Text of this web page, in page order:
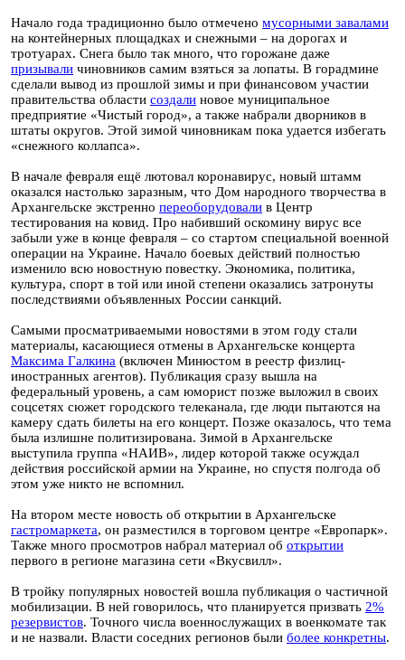
Начало года традиционно было отмечено мусорными завалами
на контейнерных площадках и снежными – на дорогах и
тротуарах. Снега было так много, что горожане даже
призывали чиновников самим взяться за лопаты. В горадмине
сделали вывод из прошлой зимы и при финансовом участии
правительства области создали новое муниципальное
предприятие «Чистый город», а также набрали дворников в
штаты округов. Этой зимой чиновникам пока удается избегать
«снежного коллапса».
В начале февраля ещё лютовал коронавирус, новый штамм
оказался настолько заразным, что Дом народного творчества в
Архангельске экстренно переоборудовали в Центр
тестирования на ковид. Про набивший оскомину вирус все
забыли уже в конце февраля – со стартом специальной военной
операции на Украине. Начало боевых действий полностью
изменило всю новостную повестку. Экономика, политика,
культура, спорт в той или иной степени оказались затронуты
последствиями объявленных России санкций.
Самыми просматриваемыми новостями в этом году стали
материалы, касающиеся отмены в Архангельске концерта
Максима Галкина (включен Минюстом в реестр физлиц-
иностранных агентов). Публикация сразу вышла на
федеральный уровень, а сам юморист позже выложил в своих
соцсетях сюжет городского телеканала, где люди пытаются на
камеру сдать билеты на его концерт. Позже оказалось, что тема
была излишне политизирована. Зимой в Архангельске
выступила группа «НАИВ», лидер которой также осуждал
действия российской армии на Украине, но спустя полгода об
этом уже никто не вспомнил.
На втором месте новость об открытии в Архангельске
гастромаркета, он разместился в торговом центре «Европарк».
Также много просмотров набрал материал об открытии
первого в регионе магазина сети «Вкусвилл».
В тройку популярных новостей вошла публикация о частичной
мобилизации. В ней говорилось, что планируется призвать 2%
резервистов. Точного числа военнослужащих в военкомате так
и не назвали. Власти соседних регионов были более конкретны.